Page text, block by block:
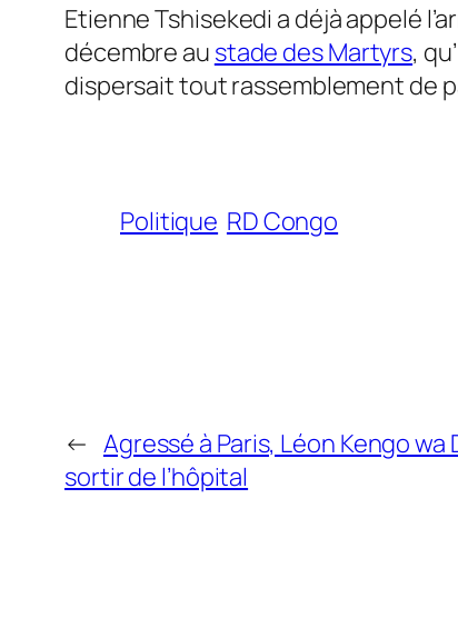
Etienne Tshisekedi a déjà appelé
décembre au stade des Martyrs,
dispersait tout rassemblement de
Politique RD Congo
← Agressé à Paris, Léon Kengo
sortir de l’hôpital